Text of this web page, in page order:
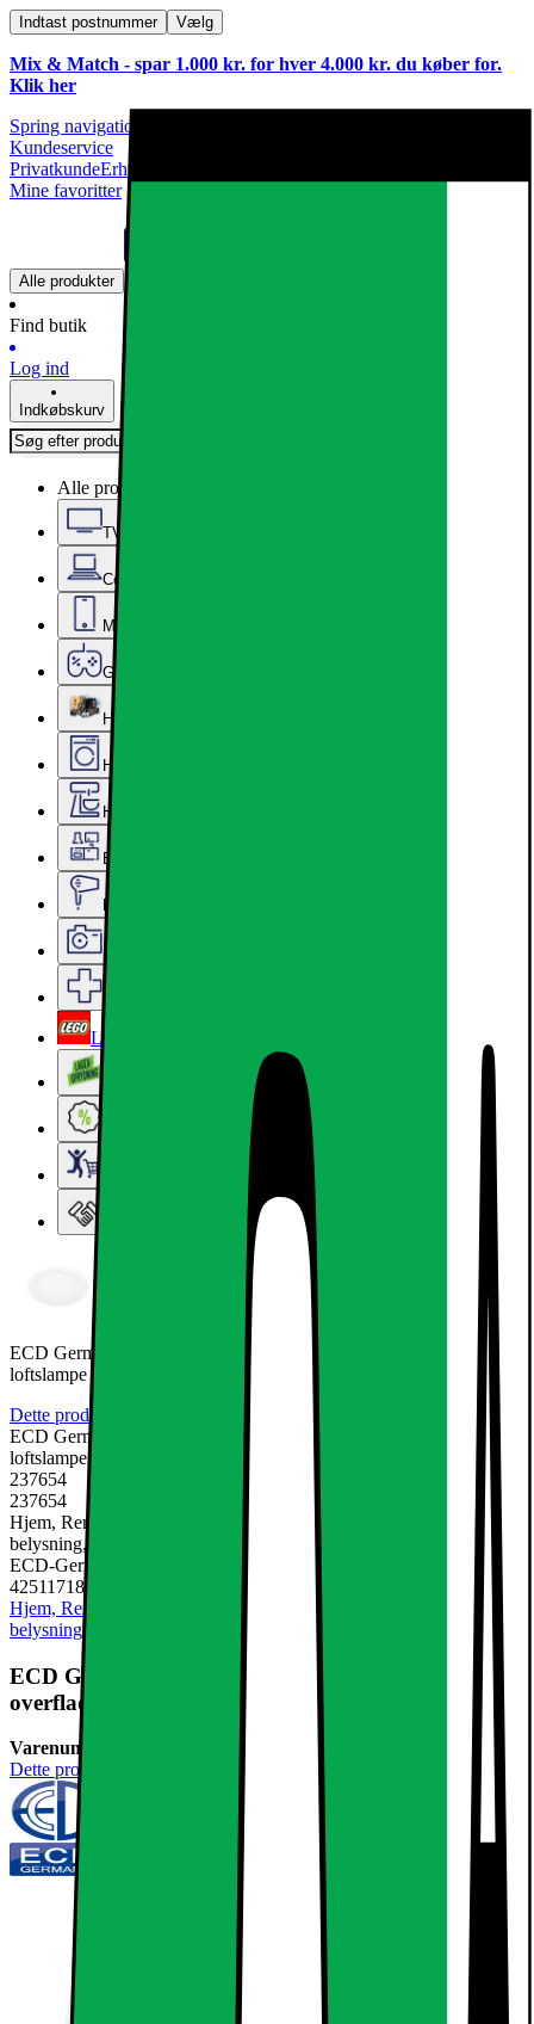
Indtast postnummer Vælg
Mix & Match - spar 1.000 kr. for hver 4.000 kr. du køber for.
Klik her
Spring navigationen over
Kundeservice
PrivatkundeErhvervskunde
Mine favoritter
Alle produkter
Find butik
Log ind
Indkøbskurv
Alle produkter
TV, Lyd & Smart Home
Computer & Kontor
Mobil, Tablet & Smartwatch
Gaming
Hardware
Hvidevarer
Hjem, Rengøring & Køkkenudstyr
Epoq køkken & bryggers
Personlig pleje, Skønhed & Velvære
Sport, Fritid & Hobby
Services & tilbehør
LEGO
Lageroprydning
Ugens tilbud - og andre gode priser
Elgigantens Kundeklub
ECD Germany Sæt med 6 LED panel lampe overflade runde
loftslampe 12W neutral
Dette produkt er endnu ikke blevet bedømt.
ECD Germany Sæt med 6 LED panel lampe overflade runde
loftslampe 12W neutral
237654
237654
Hjem, Rengøring & Køkkenudstyr, El & belysning, Lamper &
belysning, Loftslamper
ECD-Germany
4251171848038
Hjem, Rengøring & Køkkenudstyr
El & belysning
belysningLoftslamper
ECD Germany Sæt med 6 LED panel lampe
overflade runde loftslampe 12W neutral
Varenummer:
Dette produkt er endnu ikke blevet bedømt.